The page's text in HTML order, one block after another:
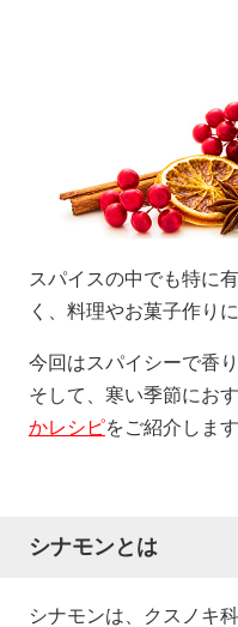
スパイスの中でも特に
く、料理やお菓子作り
今回はスパイシーで香
そして、寒い季節にお
かレシピをご紹介しま
シナモンとは
シナモンは、クスノキ